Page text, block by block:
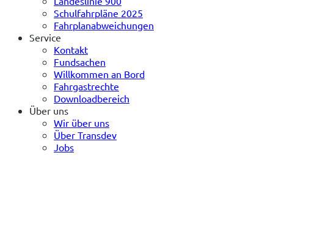
Schulfahrpläne 2025
Fahrplanabweichungen
Service
Kontakt
Fundsachen
Willkommen an Bord
Fahrgastrechte
Downloadbereich
Über uns
Wir über uns
Über Transdev
Jobs